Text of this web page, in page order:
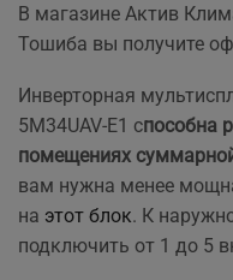
В магазине Актив
Тошиба вы получите
Инверторная
5M34UAV-E1 способна
помещениях
вам нужна менее
на этот блок. К
подключить от 1 до 5